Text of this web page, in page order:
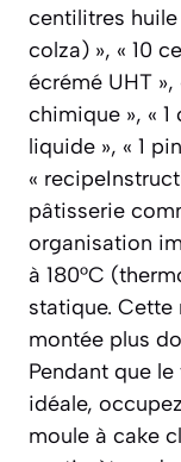
centilitres
colza) », « 10
écrémé UHT »,
chimique », «
liquide », « 1
«
pâtisserie
organisation
à 180°C
statique. Cette
montée plus
Pendant que
idéale,
moule à cake